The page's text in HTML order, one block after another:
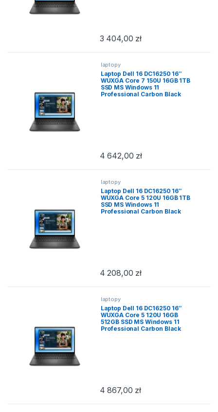
3 404,00 zł
laptopy
Laptop Dell 16 DC16250 16″
WUXGA Core 7 150U 16GB 1TB
SSD MS Windows 11
Professional Carbon Black
4 642,00 zł
laptopy
Laptop Dell 16 DC16250 16″
WUXGA Core 5 120U 16GB 1TB
SSD MS Windows 11
Professional Carbon Black
4 208,00 zł
laptopy
Laptop Dell 16 DC16250 16″
WUXGA Core 5 120U 16GB
512GB SSD MS Windows 11
Professional Carbon Black
4 867,00 zł